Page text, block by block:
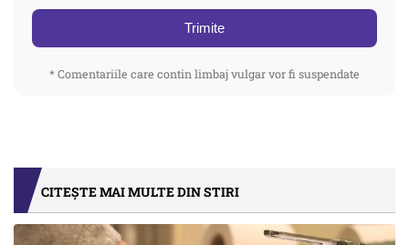
Trimite
* Comentariile care contin limbaj vulgar vor fi suspendate
CITEȘTE MAI MULTE DIN STIRI